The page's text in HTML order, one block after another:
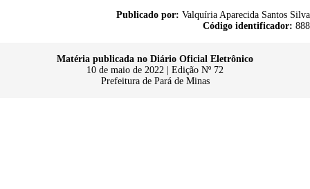
Publicado por: Valquíria Aparecida Santos Silva
Código identificador: 888
Matéria publicada no Diário Oficial Eletrônico
10 de maio de 2022 | Edição Nº 72
Prefeitura de Pará de Minas